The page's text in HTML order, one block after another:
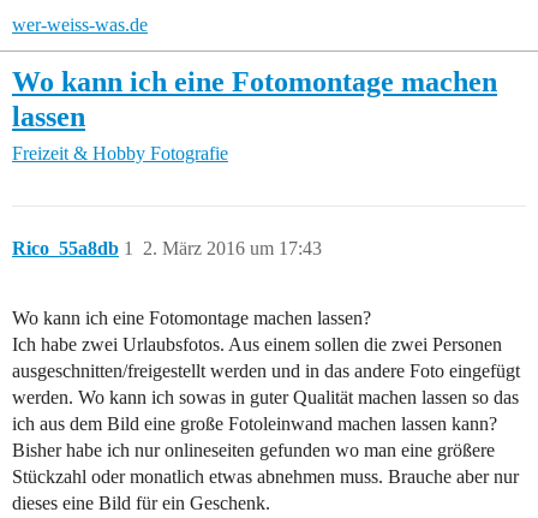
wer-weiss-was.de
Wo kann ich eine Fotomontage machen
lassen
Freizeit & Hobby Fotografie
Rico_55a8db 2. März 2016 um 17:43
1
Wo kann ich eine Fotomontage machen lassen?
Ich habe zwei Urlaubsfotos. Aus einem sollen die zwei Personen
ausgeschnitten/freigestellt werden und in das andere Foto eingefügt
werden. Wo kann ich sowas in guter Qualität machen lassen so das
ich aus dem Bild eine große Fotoleinwand machen lassen kann?
Bisher habe ich nur onlineseiten gefunden wo man eine größere
Stückzahl oder monatlich etwas abnehmen muss. Brauche aber nur
dieses eine Bild für ein Geschenk.